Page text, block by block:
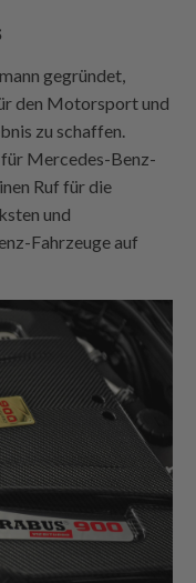
gegründet,
den Motorsport und
zu schaffen.
Mercedes-Benz-
Ruf für die
und
Fahrzeuge auf